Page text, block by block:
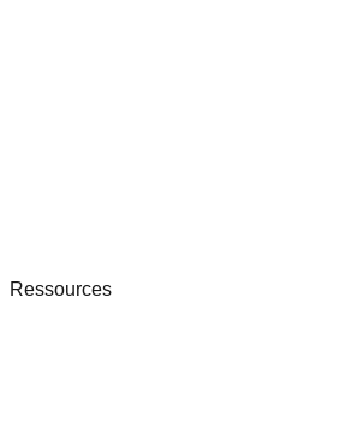
Ressources